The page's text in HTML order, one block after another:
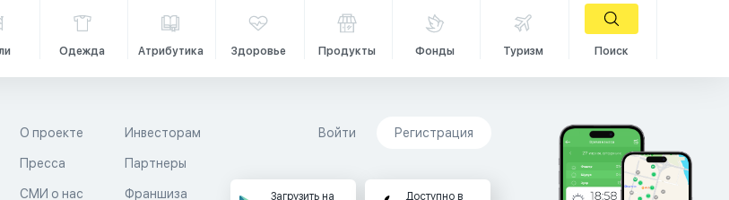
Одежда Атрибутика Здоровье Продукты Фонды Туризм Поиск
О проекте
Пресса
СМИ о нас
Инвесторам
Партнеры
Франшиза
Войти Регистрация
Загрузить на Доступно в